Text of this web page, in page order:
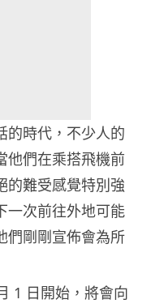
的時代，不少人的
他們在乘搭飛機前
的難受感覺特別強
一次前往外地可能
們剛剛宣佈會為所
1 日開始，將會向